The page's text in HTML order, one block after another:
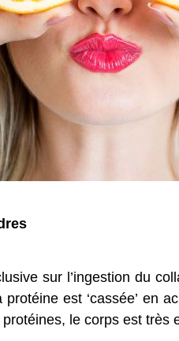
et poudres
sur l’ingestion du
protéine est ‘cassée’
le corps est